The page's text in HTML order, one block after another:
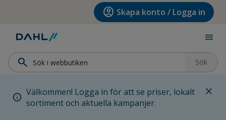
Hoppa till huvudinnehållet account_circle Skapa konto / Logga in
menu
search Sök
info Välkommen! Logga in för att se priser, lokalt
sortiment och aktuella kampanjer.
close